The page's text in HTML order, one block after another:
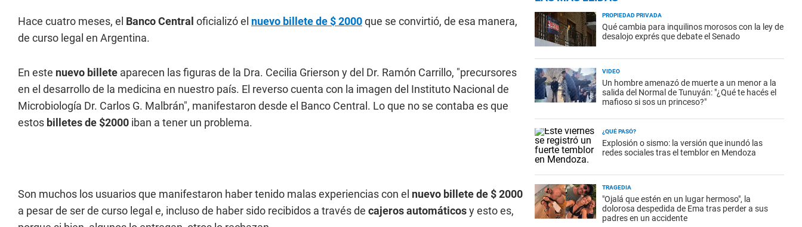
Hace cuatro meses, el Banco Central oficializó el nuevo billete de $ 2000que se convirtió, de esa manera,
de curso legal en Argentina.
En este nuevo billete aparecen las figuras de la Dra. Cecilia Grierson y del Dr. Ramón Carrillo, "precursores
en el desarrollo de la medicina en nuestro país. El reverso cuenta con la imagen del Instituto Nacional de
Microbiología Dr. Carlos G. Malbrán", manifestaron desde el Banco Central. Lo que no se contaba es que
estos billetes de $2000 iban a tener un problema.
Son muchos los usuarios que manifestaron haber tenido malas experiencias con el nuevo billete de $ 2000
a pesar de ser de curso legal e, incluso de haber sido recibidos a través de cajeros automáticosy esto es,
PROPIEDAD PRIVADA
Qué cambia para inquilinos morosos con la ley de
desalojo exprés que debate el Senado
VIDEO
Un hombre amenazó de muerte a un menor a la
salida del Normal de Tunuyán: "¿Qué te hacés el
mafioso si sos un princeso?"
¿QUÉ PASÓ?
Explosión o sismo: la versión que inundó las
redes sociales tras el temblor en Mendoza
TRAGEDIA
"Ojalá que estén en un lugar hermoso", la
dolorosa despedida de Ema tras perder a sus
padres en un accidente